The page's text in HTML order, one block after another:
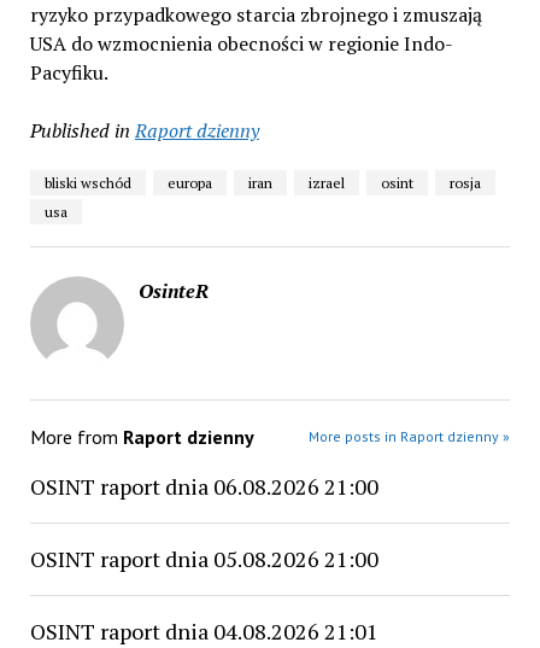
ryzyko przypadkowego starcia zbrojnego i zmuszają
USA do wzmocnienia obecności w regionie Indo-
Pacyfiku.
Published in Raport dzienny
bliski wschód europa iran izrael osint
rosja
usa
OsinteR
More from Raport dzienny More posts in Raport dzienny »
OSINT raport dnia 06.08.2026 21:00
OSINT raport dnia 05.08.2026 21:00
OSINT raport dnia 04.08.2026 21:01